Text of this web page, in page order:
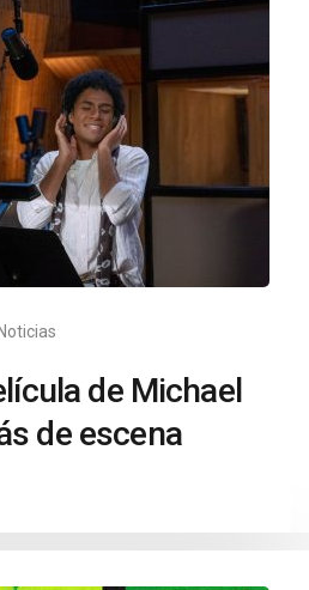
Noticias
de Michael
de escena